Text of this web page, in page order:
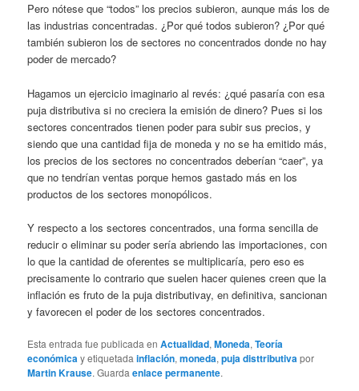
Pero nótese que “todos” los precios subieron, aunque más los de
las industrias concentradas. ¿Por qué todos subieron? ¿Por qué
también subieron los de sectores no concentrados donde no hay
poder de mercado?
Hagamos un ejercicio imaginario al revés: ¿qué pasaría con esa
puja distributiva si no creciera la emisión de dinero? Pues si los
sectores concentrados tienen poder para subir sus precios, y
siendo que una cantidad fija de moneda y no se ha emitido más,
los precios de los sectores no concentrados deberían “caer”, ya
que no tendrían ventas porque hemos gastado más en los
productos de los sectores monopólicos.
Y respecto a los sectores concentrados, una forma sencilla de
reducir o eliminar su poder sería abriendo las importaciones, con
lo que la cantidad de oferentes se multiplicaría, pero eso es
precisamente lo contrario que suelen hacer quienes creen que la
inflación es fruto de la puja distributivay, en definitiva, sancionan
y favorecen el poder de los sectores concentrados.
Esta entrada fue publicada enActualidad,Moneda,Teoría
económicay etiquetadainflación,moneda,puja disttributivapor
Martin Krause. Guardaenlace permanente.